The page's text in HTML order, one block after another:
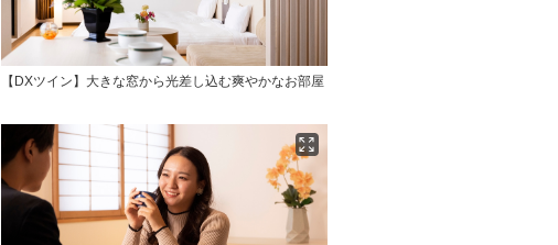
【DXツイン】大きな窓から光差し込む爽やかなお部屋